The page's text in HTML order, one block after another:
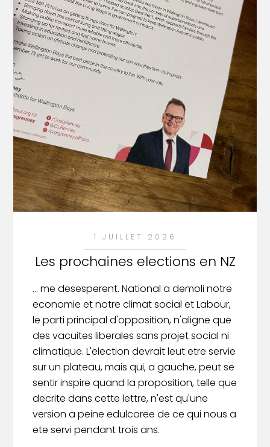
1 JUILLET 2026
Les prochaines elections en NZ
... me desesperent. National a demoli notre
economie et notre climat social et Labour,
le parti principal d'opposition, n'aligne que
des vacuites liberales sans projet social ni
climatique. L'election devrait leut etre servie
sur un plateau, mais qui, a gauche, peut se
sentir inspire quand la proposition, telle que
decrite dans cette lettre, n'est qu'une
version a peine edulcoree de ce qui nous a
ete servi pendant trois ans.